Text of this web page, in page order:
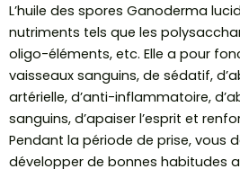
L’huile des spores Ganoderma
nutriments tels que les
oligo-éléments, etc. Elle a pour
vaisseaux sanguins, de sédatif,
artérielle, d’anti-inflammatoire,
sanguins, d’apaiser l’esprit et
Pendant la période de prise, vous
développer de bonnes habitudes